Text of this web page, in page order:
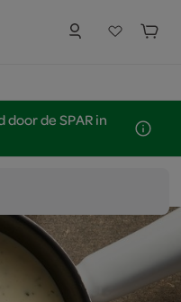
de SPAR in